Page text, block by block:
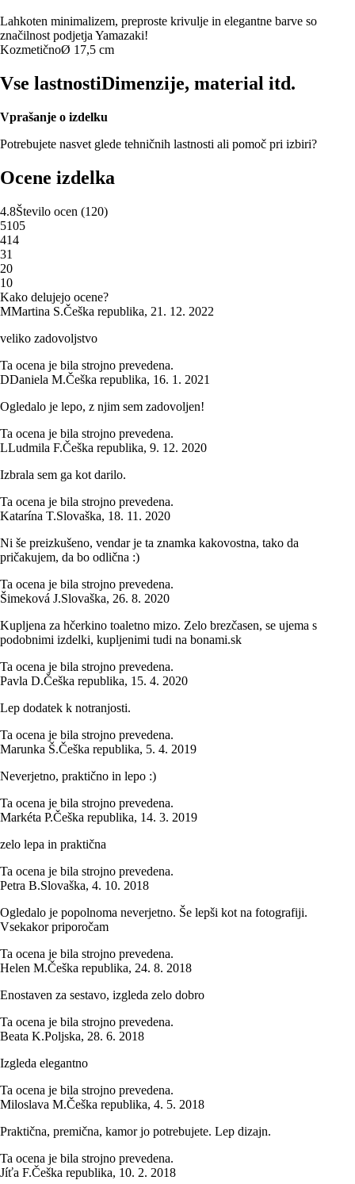
Lahkoten minimalizem, preproste krivulje in elegantne barve so
značilnost podjetja Yamazaki!
KozmetičnoØ 17,5 cm
Vse lastnostiDimenzije, material itd.
Vprašanje o izdelku
Potrebujete nasvet glede tehničnih lastnosti ali pomoč pri izbiri?
Ocene izdelka
4.8Število ocen (120)
5105
414
31
20
10
Kako delujejo ocene?
MMartina S.Češka republika, 21. 12. 2022
veliko zadovoljstvo
Ta ocena je bila strojno prevedena.
DDaniela M.Češka republika, 16. 1. 2021
Ogledalo je lepo, z njim sem zadovoljen!
Ta ocena je bila strojno prevedena.
LLudmila F.Češka republika, 9. 12. 2020
Izbrala sem ga kot darilo.
Ta ocena je bila strojno prevedena.
Katarína T.Slovaška, 18. 11. 2020
Ni še preizkušeno, vendar je ta znamka kakovostna, tako da
pričakujem, da bo odlična :)
Ta ocena je bila strojno prevedena.
Šimeková J.Slovaška, 26. 8. 2020
Kupljena za hčerkino toaletno mizo. Zelo brezčasen, se ujema s
podobnimi izdelki, kupljenimi tudi na bonami.sk
Ta ocena je bila strojno prevedena.
Pavla D.Češka republika, 15. 4. 2020
Lep dodatek k notranjosti.
Ta ocena je bila strojno prevedena.
Marunka Š.Češka republika, 5. 4. 2019
Neverjetno, praktično in lepo :)
Ta ocena je bila strojno prevedena.
Markéta P.Češka republika, 14. 3. 2019
zelo lepa in praktična
Ta ocena je bila strojno prevedena.
Petra B.Slovaška, 4. 10. 2018
Ogledalo je popolnoma neverjetno. Še lepši kot na fotografiji.
Vsekakor priporočam
Ta ocena je bila strojno prevedena.
Helen M.Češka republika, 24. 8. 2018
Enostaven za sestavo, izgleda zelo dobro
Ta ocena je bila strojno prevedena.
Beata K.Poljska, 28. 6. 2018
Izgleda elegantno
Ta ocena je bila strojno prevedena.
Miloslava M.Češka republika, 4. 5. 2018
Praktična, premična, kamor jo potrebujete. Lep dizajn.
Ta ocena je bila strojno prevedena.
Jíťa F.Češka republika, 10. 2. 2018